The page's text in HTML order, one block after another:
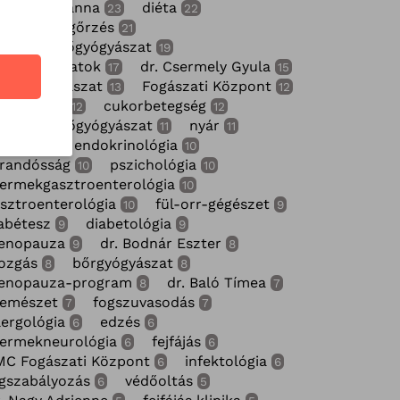
Zsuzsanna 23 diéta 22
21
nőgyógyászat 19
17 dr. Csermely Gyula 15
13 Fogászati Központ 12
12 cukorbetegség 12
nőgyógyászat 11 nyár 11
endokrinológia 10
10 pszichológia 10
10
10 fül-orr-gégészet 9
9 diabetológia 9
9 dr. Bodnár Eszter 8
8 bőrgyógyászat 8
program 8 dr. Baló Tímea 7
7 fogszuvasodás 7
6 edzés 6
6 fejfájás 6
Fogászati Központ 6 infektológia 6
6 védőoltás 5